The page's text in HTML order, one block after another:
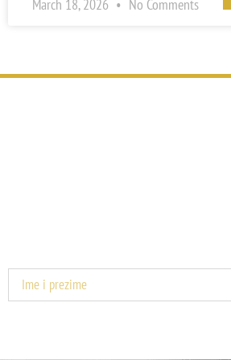
March 18, 2026 No Comments